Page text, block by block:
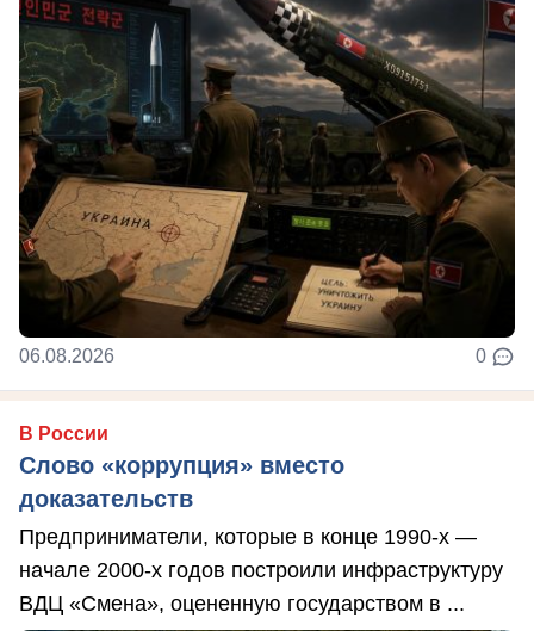
06.08.2026 0
В России
Слово «коррупция» вместо
доказательств
Предприниматели, которые в конце 1990-х —
начале 2000-х годов построили инфраструктуру
ВДЦ «Смена», оцененную государством в ...